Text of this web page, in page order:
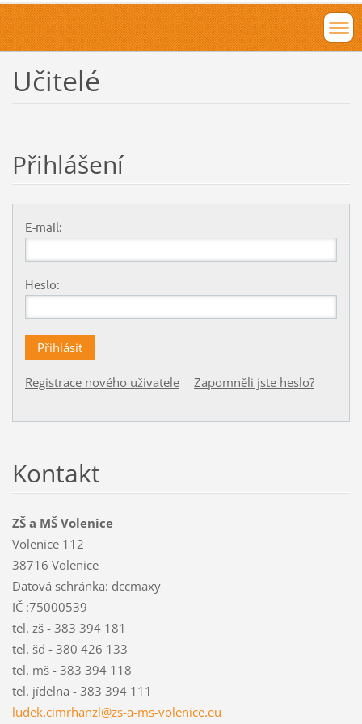
Učitelé
Přihlášení
E-mail:
Heslo:
Registrace nového uživatele Zapomněli jste heslo?
Kontakt
ZŠ a MŠ Volenice
Volenice 112
38716 Volenice
Datová schránka: dccmaxy
IČ :75000539
tel. zš - 383 394 181
tel. šd - 380 426 133
tel. mš - 383 394 118
tel. jídelna - 383 394 111
ludek.cimrhanzl@zs-a-ms-volenice.eu